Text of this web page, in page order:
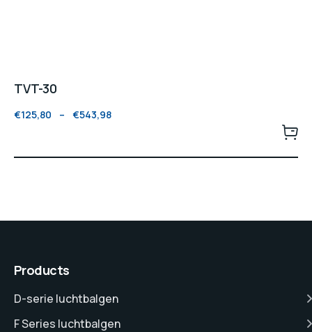
TVT-30
€125,80 – €543,98
Products
D-serie luchtbalgen
F Series luchtbalgen